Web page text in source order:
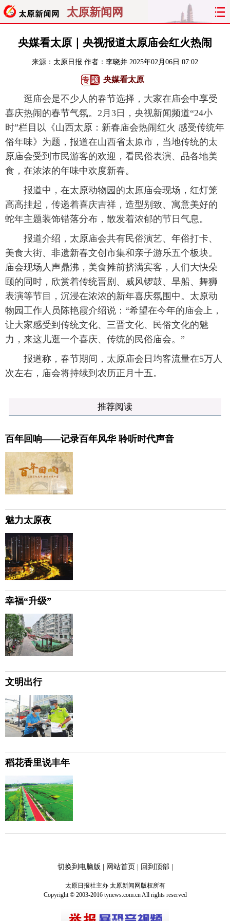
太原新闻网
首页 聚焦 太原 山西
经济 关注 文明 出行
旅游 理财 政务 教育
看天下 晋月读 最太原 网罗民生
太原日报 太原晚报
央媒看太原｜央视报道太原庙会红火热闹
来源： 太原日报 作者：李晓并 2025年02月06日 07:02
央媒看太原
逛庙会是不少人的春节选择，大家在庙会中享受
喜庆热闹的春节气氛。2月3日，央视新闻频道“24小
时”栏目以《山西太原：新春庙会热闹红火 感受传统年
俗年味》为题，报道在山西省太原市，当地传统的太
原庙会受到市民游客的欢迎，看民俗表演、品各地美
食，在浓浓的年味中欢度新春。
报道中，在太原动物园的太原庙会现场，红灯笼
高高挂起，传递着喜庆吉祥，造型别致、寓意美好的
蛇年主题装饰错落分布，散发着浓郁的节日气息。
报道介绍，太原庙会共有民俗演艺、年俗打卡、
美食大街、非遗新春文创市集和亲子游乐五个板块。
庙会现场人声鼎沸，美食摊前挤满宾客，人们大快朵
颐的同时，欣赏着传统晋剧、威风锣鼓、旱船、舞狮
表演等节目，沉浸在浓浓的新年喜庆氛围中。太原动
物园工作人员陈艳霞介绍说：“希望在今年的庙会上，
让大家感受到传统文化、三晋文化、民俗文化的魅
力，来这儿逛一个喜庆、传统的民俗庙会。”
报道称，春节期间，太原庙会日均客流量在5万人
次左右，庙会将持续到农历正月十五。
推荐阅读
百年回响——记录百年风华 聆听时代声音
魅力太原夜
幸福“升级”
文明出行
稻花香里说丰年
切换到电脑版 | 网站首页| 回到顶部|
太原日报社主办 太原新闻网版权所有
Copyright © 2003-2016 tynews.com.cn All rights reserved